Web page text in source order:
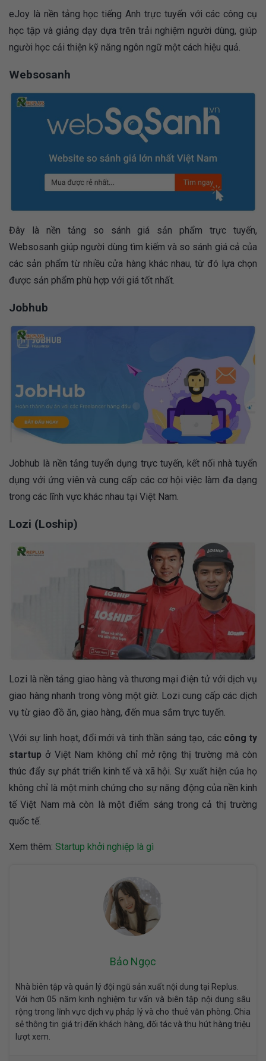
eJoy là nền tảng học tiếng Anh trực tuyến với các công cụ
học tập và giảng dạy dựa trên trải nghiệm người dùng, giúp
người học cải thiện kỹ năng ngôn ngữ một cách hiệu quả.
Websosanh
Đây là nền tảng so sánh giá sản phẩm trực tuyến,
Websosanh giúp người dùng tìm kiếm và so sánh giá cả của
các sản phẩm từ nhiều cửa hàng khác nhau, từ đó lựa chọn
được sản phẩm phù hợp với giá tốt nhất.
Jobhub
Jobhub là nền tảng tuyển dụng trực tuyến, kết nối nhà tuyển
dụng với ứng viên và cung cấp các cơ hội việc làm đa dạng
trong các lĩnh vực khác nhau tại Việt Nam.
Lozi (Loship)
Lozi là nền tảng giao hàng và thương mại điện tử với dịch vụ
giao hàng nhanh trong vòng một giờ. Lozi cung cấp các dịch
vụ từ giao đồ ăn, giao hàng, đến mua sắm trực tuyến.
\Với sự linh hoạt, đổi mới và tinh thần sáng tạo, các công ty
startup ở Việt Nam không chỉ mở rộng thị trường mà còn
thúc đẩy sự phát triển kinh tế và xã hội. Sự xuất hiện của họ
không chỉ là một minh chứng cho sự năng động của nền kinh
tế Việt Nam mà còn là một điểm sáng trong cả thị trường
quốc tế.
Xem thêm: Startup khởi nghiệp là gì
Bảo Ngọc
Nhà biên tập và quản lý đội ngũ sản xuất nội dung tại Replus.
Với hơn 05 năm kinh nghiệm tư vấn và biên tập nội dung sâu
rộng trong lĩnh vực dịch vụ pháp lý và cho thuê văn phòng. Chia
sẻ thông tin giá trị đến khách hàng, đối tác và thu hút hàng triệu
lượt xem.